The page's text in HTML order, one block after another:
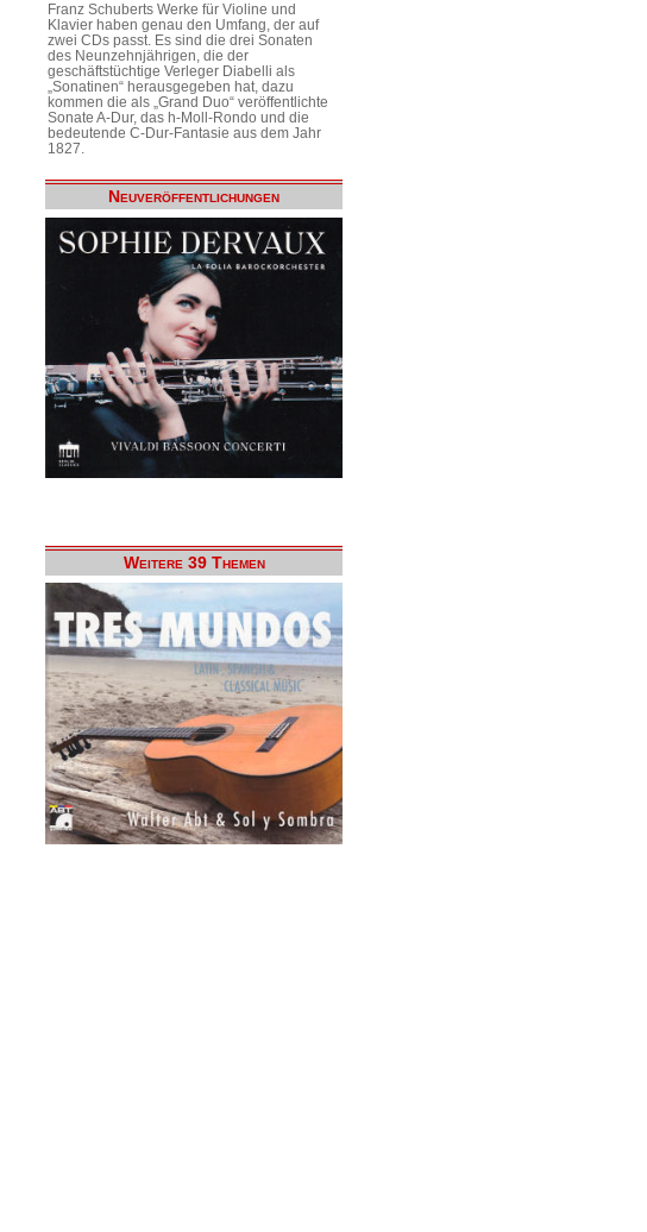
Franz Schuberts Werke für Violine und
Klavier haben genau den Umfang, der auf
zwei CDs passt. Es sind die drei Sonaten
des Neunzehnjährigen, die der
geschäftstüchtige Verleger Diabelli als
„Sonatinen“ herausgegeben hat, dazu
kommen die als „Grand Duo“ veröffentlichte
Sonate A-Dur, das h-Moll-Rondo und die
bedeutende C-Dur-Fantasie aus dem Jahr
1827.
Neuveröffentlichungen
Weitere 39 Themen